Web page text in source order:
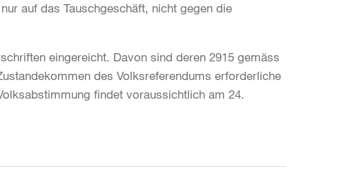
auf das Tauschgeschäft, nicht gegen die
eingereicht. Davon sind deren 2915 gemäss
des Volksreferendums erforderliche
findet voraussichtlich am 24.